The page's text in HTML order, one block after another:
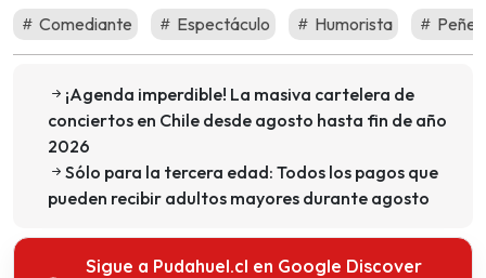
Comediante Espectáculo Humorista
¡Agenda imperdible! La masiva cartelera de
conciertos en Chile desde agosto hasta fin de año
2026
Sólo para la tercera edad: Todos los pagos que
pueden recibir adultos mayores durante agosto
Sigue a Pudahuel.cl en Google Discover